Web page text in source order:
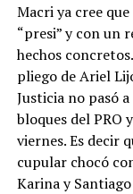
Macri ya cree
“presi” y con un
hechos
pliego de Ariel
Justicia no pasó
bloques del PRO
viernes. Es decir
cupular chocó
Karina y